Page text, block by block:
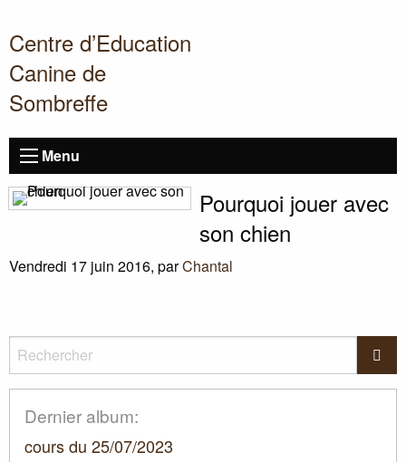
Centre d’Education
Canine de
Sombreffe
Menu
Pourquoi jouer avec
son chien
Vendredi 17 juin 2016, parChantal
Rechercher
Dernier album:
cours du 25/07/2023